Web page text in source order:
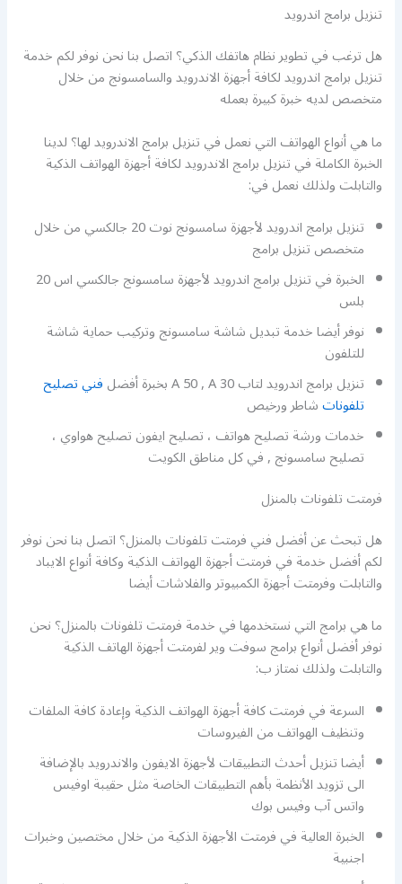
تنزيل برامج اندرويد
هل ترغب في تطوير نظام هاتفك الذكي؟ اتصل بنا نحن نوفر لكم خدمة
تنزيل برامج اندرويد لكافة أجهزة الاندرويد والسامسونج من خلال
متخصص لديه خبرة كبيرة بعمله
ما هي أنواع الهواتف التي نعمل في تنزيل برامج الاندرويد لها؟ لدينا
الخبرة الكاملة في تنزيل برامج الاندرويد لكافة أجهزة الهواتف الذكية
والتابلت ولذلك نعمل في:
تنزيل برامج اندرويد لأجهزة سامسونج نوت 20 جالكسي من خلال
متخصص تنزيل برامج
الخبرة في تنزيل برامج اندرويد لأجهزة سامسونج جالكسي اس 20
بلس
نوفر أيضا خدمة تبديل شاشة سامسونج وتركيب حماية شاشة
للتلفون
تنزيل برامج اندرويد لتاب A 50 , A 30 بخبرة أفضل
فني تصليح
تلفوناتشاطر ورخيص
خدمات ورشة تصليح هواتف ، تصليح ايفون تصليح هواوي ،
تصليح سامسونج , في كل مناطق الكويت
فرمتت تلفونات بالمنزل
هل تبحث عن أفضل فني فرمتت تلفونات بالمنزل؟ اتصل بنا نحن نوفر
لكم أفضل خدمة في فرمتت أجهزة الهواتف الذكية وكافة أنواع الايباد
والتابلت وفرمتت أجهزة الكمبيوتر والفلاشات أيضا
ما هي برامج التي نستخدمها في خدمة فرمتت تلفونات بالمنزل؟ نحن
نوفر أفضل أنواع برامج سوفت وير لفرمتت أجهزة الهاتف الذكية
والتابلت ولذلك نمتاز ب:
السرعة في فرمتت كافة أجهزة الهواتف الذكية وإعادة كافة الملفات
وتنظيف الهواتف من الفيروسات
أيضا تنزيل أحدث التطبيقات لأجهزة الايفون والاندرويد بالإضافة
الى تزويد الأنظمة بأهم التطبيقات الخاصة مثل حقيبة اوفيس
واتس آب وفيس بوك
الخبرة العالية في فرمتت الأجهزة الذكية من خلال مختصين وخبرات
اجنبية